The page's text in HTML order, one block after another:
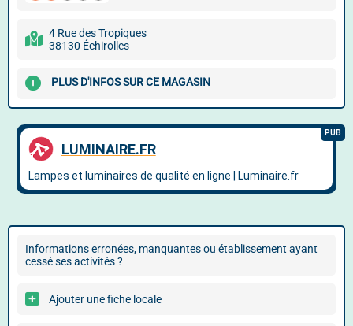
4 Rue des Tropiques
38130 Échirolles
PLUS D'INFOS SUR CE MAGASIN
Informations erronées, manquantes ou établissement ayant
cessé ses activités ?
Ajouter une fiche locale